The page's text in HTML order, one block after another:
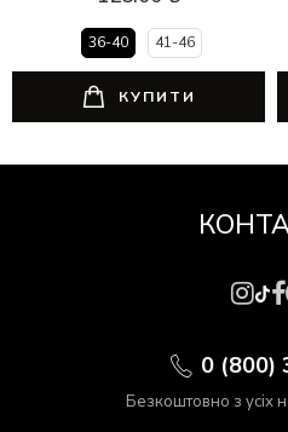
36-40 41-46
КУПИТИ
0 (800)
Безкоштовно з усіх